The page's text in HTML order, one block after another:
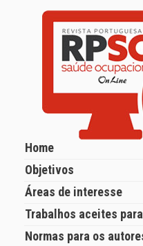
Home
Objetivos
Áreas de interesse
Trabalhos aceites
Normas para os